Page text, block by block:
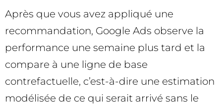
Après que vous avez appliqué une
recommandation, Google Ads observe la
performance une semaine plus tard et la
compare à une ligne de base
contrefactuelle, c’est-à-dire une estimation
modélisée de ce qui serait arrivé sans le